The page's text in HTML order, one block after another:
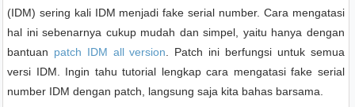
(IDM) sering kali IDM menjadi fake serial number. Cara mengatasi
hal ini sebenarnya cukup mudah dan simpel, yaitu hanya dengan
bantuan patch IDM all version . Patch ini berfungsi untuk semua
versi IDM. Ingin tahu tutorial lengkap cara mengatasi fake serial
number IDM dengan patch, langsung saja kita bahas barsama.